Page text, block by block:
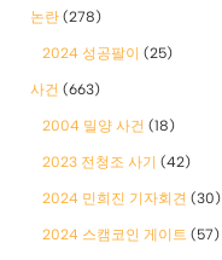
논란 (278)
2024 성공팔이 (25)
사건 (663)
2004 밀양 사건 (18)
2023 전청조 사기 (42)
2024 민희진 기자회견 (30)
2024 스캠코인 게이트 (57)